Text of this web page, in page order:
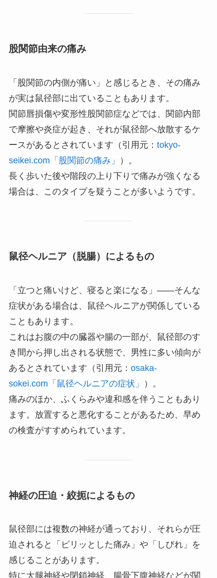
股関節由来の痛み
「股関節の内側が痛い」と感じるとき、その痛み
が実は鼠径部に出ていることもあります。
関節唇損傷や変形性股関節症などでは、関節内部
で摩擦や炎症が起き、それが鼠径部へ放散するケ
ースがあるとされています（引用元： tokyo-
seikei.com「股関節の痛み」
）。
長く歩いた後や階段の上り下りで痛みが強くなる
場合は、このタイプを疑うことが多いようです。
鼠径ヘルニア（脱腸）によるもの
「立つと痛いけど、寝ると楽になる」——そんな
症状がある場合は、鼠径ヘルニアが関係している
こともあります。
これはお腹の中の臓器や腸の一部が、鼠径部のす
き間から押し出される状態で、男性に多い傾向が
あるとされています（引用元： osaka-
sokei.com「鼠径ヘルニアの症状」
）。
痛みのほか、ふくらみや違和感を伴うこともあり
ます。放置すると悪化することがあるため、早め
の検査がすすめられています。
神経の圧迫・絞扼によるもの
鼠径部には複数の神経が通っており、それらが圧
迫されると「ピリッとした痛み」や「しびれ」を
感じることがあります。
特に大腿神経や閉鎖神経、腸骨下腹神経などが関